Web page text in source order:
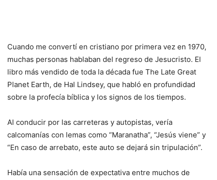
Cuando me convertí en cristiano por primera vez en 1970,
muchas personas hablaban del regreso de Jesucristo. El
libro más vendido de toda la década fue The Late Great
Planet Earth, de Hal Lindsey, que habló en profundidad
sobre la profecía bíblica y los signos de los tiempos.
Al conducir por las carreteras y autopistas, vería
calcomanías con lemas como “Maranatha”, “Jesús viene” y
“En caso de arrebato, este auto se dejará sin tripulación”.
Había una sensación de expectativa entre muchos de